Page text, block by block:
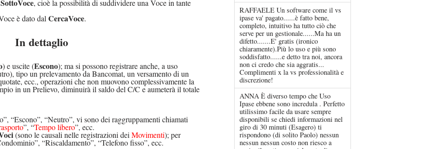
SottoVoce, cioè la possibilità di suddividere una Voce in tante
è dato dal CercaVoce.
In dettaglio
) e uscite (Escono); ma si possono registrare anche, a uso
tipo un prelevamento da Bancomat, un versamento di un
ecc., operazioni che non muovono complessivamente la
in un Prelievo, diminuirà il saldo del C/C e aumeterà il totale
“Escono”, “Neutro”, vi sono dei raggruppamenti chiamati
”, “Tempo libero”, ecc.
(sono le causali nelle registrazioni dei Movimenti); per
“Riscaldamento”, “Telefono fisso”, ecc.
RAFFAELE Un software come il vs
ipase va' pagato......è fatto bene,
completo, intuitivo ha tutto ciò che
serve per un gestionale......Ma ha un
difetto.......E' gratis (ironico
chiaramente).Più lo uso e più sono
soddisfatto......e detto tra noi, ancora
non ci credo che sia aggratis...
Complimenti x la vs professionalità e
discrezione!
ANNA È diverso tempo che Uso
Ipase ebbene sono incredula . Perfetto
utilissimo facile da usare sempre
disponibili se chiedi informazioni nel
giro di 30 minuti (Esagero) ti
rispondono (di solito Paolo) nessun
nessun nessun costo non riesco a